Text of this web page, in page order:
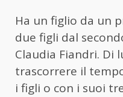
Ha un figlio da un
due figli dal
Claudia Fiandri. Di
trascorrere il
i figli o con i suoi